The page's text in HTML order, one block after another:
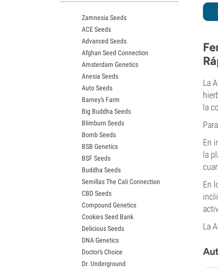
La
la
En
la
En
La
Semillas de Granddaddy Purple
Semillas de OG Kush
Semillas de Blue Dream
Semillas de Lemon Haze
Semillas de Bruce Banner
Semillas de Gelato
Semillas de Sour Diesel
Semillas de Jack Herer
Semillas de Girl Scout Cookies
Semillas de Wedding Cake
Semillas de Zkittlez
Semillas de Pineapple Express
Semillas de Chemdawg
Semillas de Hindu Kush
Semillas de Mimosa
Zamnesia Seeds
ACE Seeds
Advanced Seeds
Afghan Seed Connection
Amsterdam Genetics
Anesia Seeds
Auto Seeds
Barney's Farm
Big Buddha Seeds
Blimburn Seeds
Bomb Seeds
BSB Genetics
BSF Seeds
Buddha Seeds
Semillas The Cali Connection
CBD Seeds
Compound Genetics
Cookies Seed Bank
Delicious Seeds
DNA Genetics
Doctor's Choice
Dr. Underground